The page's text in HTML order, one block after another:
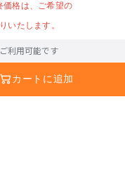
価格は、ご希望の
いたします。
利用可能です
カートに追加